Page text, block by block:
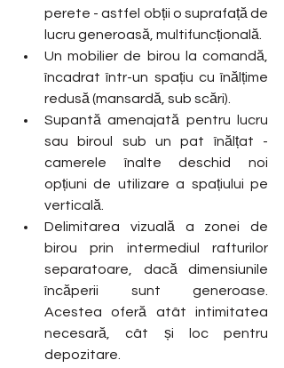
perete - astfel obții o suprafață de
lucru generoasă, multifuncțională.
Un mobilier de birou la comandă,
încadrat într-un spațiu cu înălțime
redusă (mansardă, sub scări).
Supantă amenajată pentru lucru
sau biroul sub un pat înălțat -
camerele înalte deschid noi
opțiuni de utilizare a spațiului pe
verticală.
Delimitarea vizuală a zonei de
birou prin intermediul rafturilor
separatoare, dacă dimensiunile
încăperii sunt generoase.
Acestea oferă atât intimitatea
necesară, cât și loc pentru
depozitare.